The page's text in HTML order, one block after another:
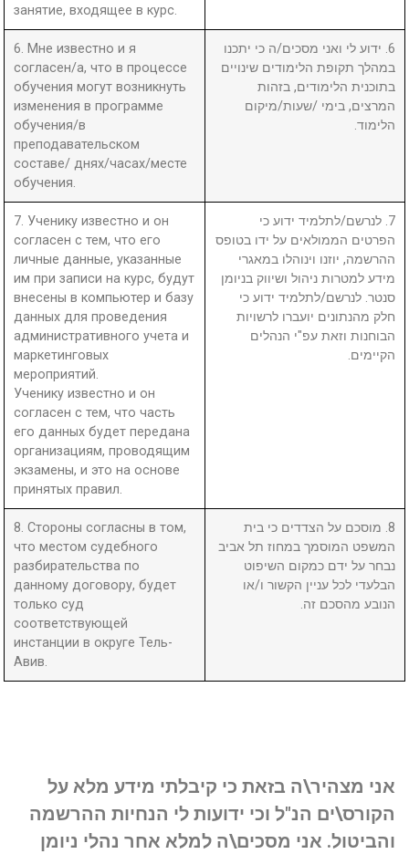
занятие, входящее в курс.
6. Мне известно и я
согласен/а, что в процессе
обучения могут возникнуть
изменения в программе
обучения/в
преподавательском
составе/ днях/часах/месте
обучения.
6. ידוע לי ואני מסכים/ה כי יתכנו
במהלך תקופת הלימודים שינויים
בתוכנית הלימודים, בזהות
המרצים, בימי /שעות/מיקום
הלימוד.
7. Ученику известно и он
согласен с тем, что его
личные данные, указанные
им при записи на курс, будут
внесены в компьютер и базу
данных для проведения
административного учета и
маркетинговых
мероприятий.
Ученику известно и он
согласен с тем, что часть
его данных будет передана
организациям, проводящим
экзамены, и это на основе
принятых правил.
7. לנרשם/לתלמיד ידוע כי
הפרטים הממולאים על ידו בטופס
ההרשמה, יוזנו וינוהלו במאגרי
מידע למטרות ניהול ושיווק בניומן
סנטר. לנרשם/לתלמיד ידוע כי
חלק מהנתונים יועברו לרשויות
הבוחנות וזאת עפ"י הנהלים
הקיימים.
8. Стороны согласны в том,
что местом судебного
разбирательства по
данному договору, будет
только суд
соответствующей
инстанции в округе Тель-
Авив.
8. מוסכם על הצדדים כי בית
המשפט המוסמך במחוז תל אביב
נבחר על ידם כמקום השיפוט
הבלעדי לכל עניין הקשור ו/או
הנובע מהסכם זה.
אני מצהיר\ה בזאת כי קיבלתי מידע מלא על
הקורס\ים הנ"ל וכי ידועות לי הנחיות ההרשמה
והביטול. אני מסכים\ה למלא אחר נהלי ניומן